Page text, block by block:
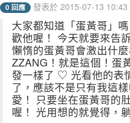
0 回應 發表於 2015-07-13 10:43
大家都知道「蛋黃哥」
歡他喔！ 今天就要來告
懶惰的蛋黃哥會激出什
ZZANG！就是這個！蛋
發一樣了 ♡ 光看他的表
了，應該不是只有我這
愛！ 只要坐在蛋黃哥的
喔！ 光用想的就覺得，